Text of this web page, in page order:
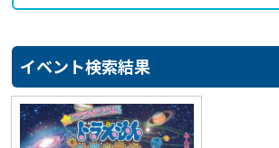
カテゴリ
親子参加 選択なし
対象学年 どなたでも
イベント検索結果